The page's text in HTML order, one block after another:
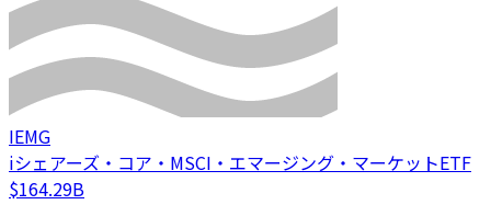
IEMG
iシェアーズ・コア・MSCI・エマージング・マーケットETF
$164.29B